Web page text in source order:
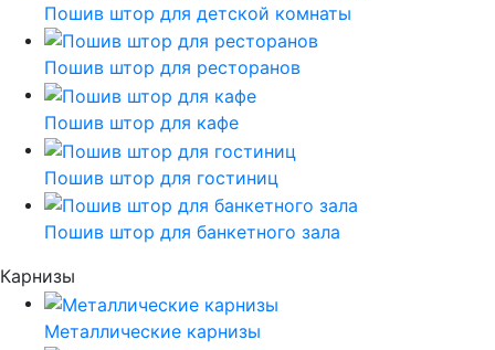
Пошив штор для детской комнаты
Пошив штор для ресторанов
Пошив штор для кафе
Пошив штор для гостиниц
Пошив штор для банкетного зала
Карнизы
Металлические карнизы